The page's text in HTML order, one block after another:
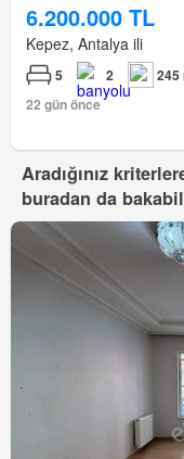
6.200.000 TL
Kepez, Antalya ili
5 2
245
22 gün önce
Aradığınız
buradan da